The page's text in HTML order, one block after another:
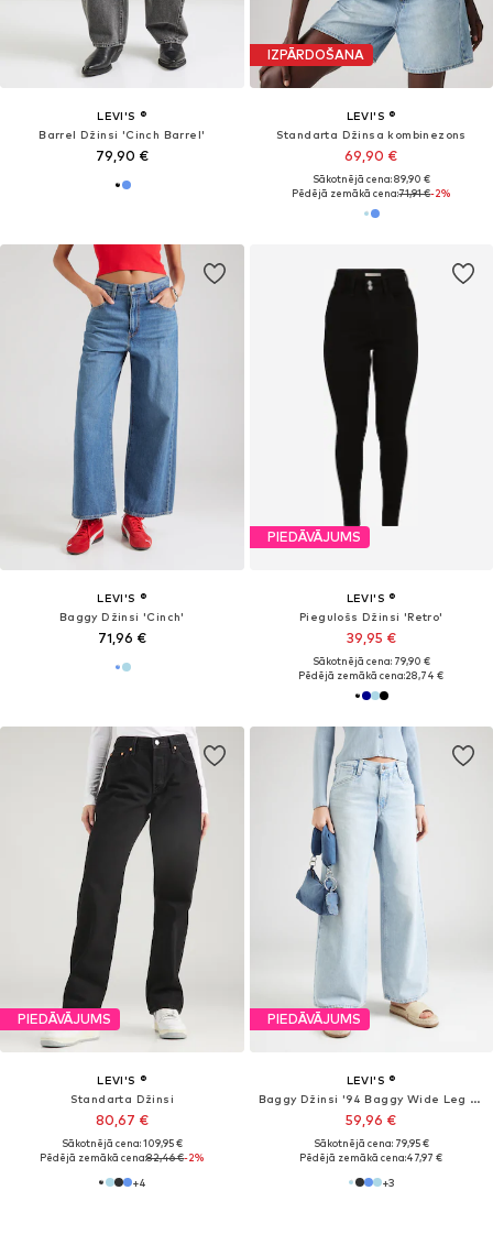
LEVI'S ®
Barrel Džinsi 'Cinch Barrel'
79,90 €
IZPĀRDOŠANA
LEVI'S ®
Standarta Džinsa kombinezons
69,90 €
Sākotnējā cena: 89,90 €
Pēdējā zemākā cena:71,91 €-2%
LEVI'S ®
Baggy Džinsi 'Cinch'
71,96 €
PIEDĀVĀJUMS
LEVI'S ®
Piegulošs Džinsi 'Retro'
39,95 €
Sākotnējā cena: 79,90 €
Pēdējā zemākā cena:28,74 €
PIEDĀVĀJUMS
LEVI'S ®
Standarta Džinsi
80,67 €
Sākotnējā cena: 109,95 €
Pēdējā zemākā cena:82,46 €-2%
+4
PIEDĀVĀJUMS
LEVI'S ®
Baggy Džinsi '94 Baggy Wide Leg Jeans'
59,96 €
Sākotnējā cena: 79,95 €
Pēdējā zemākā cena:47,97 €
+3